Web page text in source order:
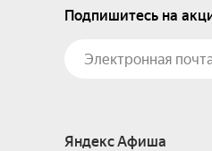
Подпишитесь на
Яндекс Афиша